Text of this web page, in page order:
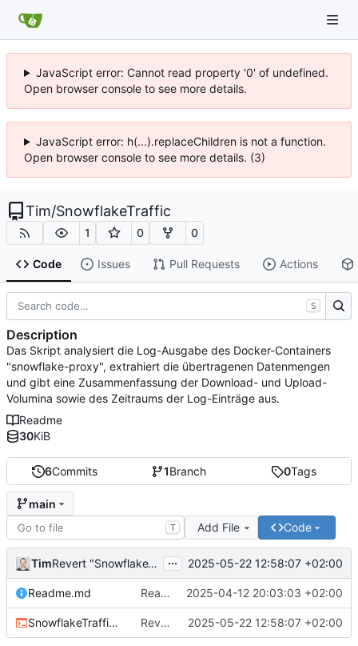
JavaScript error: Cannot read property '0' of undefined.
Open browser console to see more details.
JavaScript error: h(...).replaceChildren is not a function.
Open browser console to see more details. (3)
Tim/SnowflakeTraffic
1 0 0
Code Issues Pull Requests Actions
6Commits 1Branch 0Tags
main
T Add File Code
Tim Revert "SnowflakeTraffic.sh aktualisiert" ... 2025-05-22 12:58:07 +02:00
Readme.md Readme.md aktualisiert 2025-04-12 20:03:03 +02:00
SnowflakeTraffic.sh Revert "SnowflakeTraffic.sh aktualisiert" 2025-05-22 12:58:07 +02:00
S
Description
Das Skript analysiert die Log-Ausgabe des Docker-Containers
"snowflake-proxy", extrahiert die übertragenen Datenmengen
und gibt eine Zusammenfassung der Download- und Upload-
Volumina sowie des Zeitraums der Log-Einträge aus.
Readme
30KiB